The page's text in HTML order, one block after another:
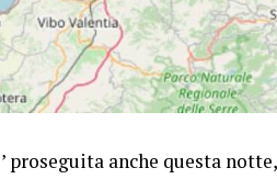
proseguita anche questa